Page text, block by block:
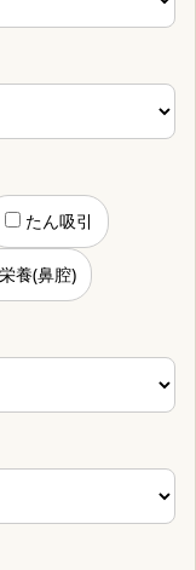
たん吸引
養(鼻腔)